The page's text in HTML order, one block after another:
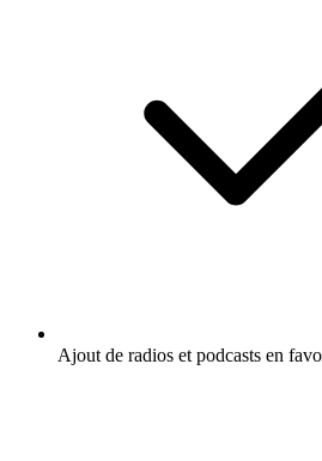
Ajout de radios et podcasts en